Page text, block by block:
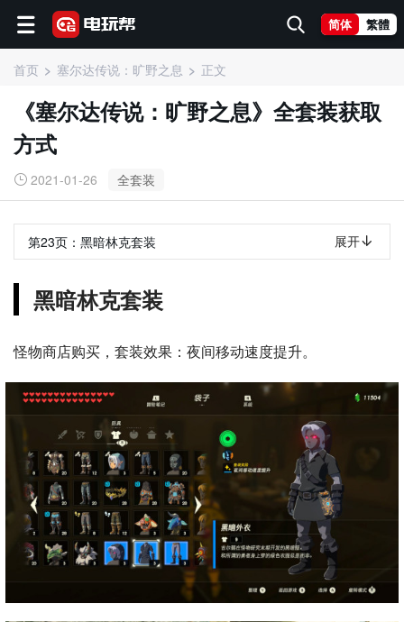
简体 繁體
首页 塞尔达传说：旷野之息 正文
《塞尔达传说：旷野之息》全套装获取
方式
2021-01-26 全套装
第23页： 黑暗林克套装 展开
黑暗林克套装
怪物商店购买，套装效果：夜间移动速度提升。